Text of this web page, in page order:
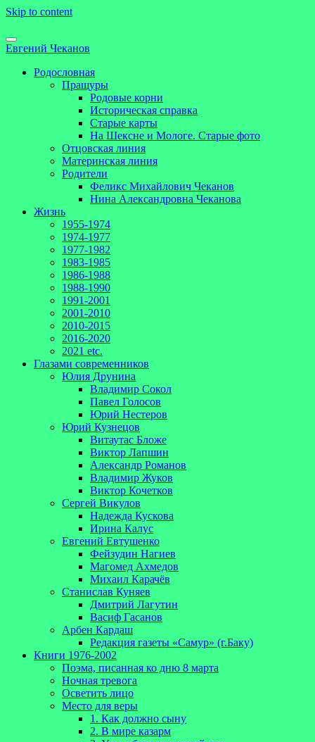
Skip to content
Евгений Чеканов
Родословная
Пращуры
Родовые корни
Историческая справка
Старые карты
На Шексне и Мологе. Старые фото
Отцовская линия
Материнская линия
Родители
Феликс Михайлович Чеканов
Нина Александровна Чеканова
Жизнь
1955-1974
1974-1977
1977-1982
1983-1985
1986-1988
1988-1990
1991-2001
2001-2010
2010-2015
2016-2020
2021 etc.
Глазами современников
Юлия Друнина
Владимир Сокол
Павел Голосов
Юрий Нестеров
Юрий Кузнецов
Витаутас Бложе
Виктор Лапшин
Александр Романов
Владимир Жуков
Виктор Кочетков
Сергей Викулов
Надежда Кускова
Ирина Калус
Евгений Евтушенко
Фейзудин Нагиев
Магомед Ахмедов
Михаил Карачёв
Станислав Куняев
Дмитрий Лагутин
Васиф Гасанов
Арбен Кардаш
Редакция газеты «Самур» (г.Баку)
Книги 1976-2002
Поэма, писанная ко дню 8 марта
Ночная тревога
Осветить лицо
Место для веры
1. Как должно сыну
2. В мире казарм